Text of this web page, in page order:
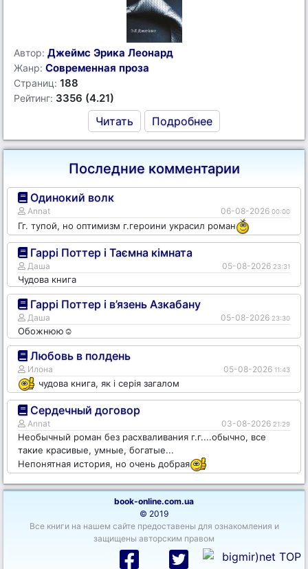
Автор: Джеймс Эрика Леонард
Жанр: Современная проза
Страниц: 188
Рейтинг: 3356 (4.21)
Читать Подробнее
Последние комментарии
Одинокий волк
Annat 06-08-2026 00:00
Гг. тупой, но оптимизм г.героини украсил роман
Гаррі Поттер і Таємна кімната
Даша 05-08-2026 23:31
Чудова книга
Гаррі Поттер і в’язень Азкабану
Даша 05-08-2026 23:30
Обожнюю☺️
Любовь в полдень
Илона 05-08-2026 11:43
чудова книга, як і серія загалом
Сердечный договор
Annat 03-08-2026 21:29
Необычный роман без расхваливания г.г....обычно, все
такие красивые, умные, богатые...
Непонятная история, но очень добрая
book-online.com.ua
© 2019
Все книги на нашем сайте предоставены для ознакомления и
защищены авторским правом